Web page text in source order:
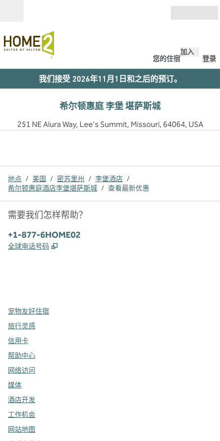
您的住宿
加入
登录
我们接受 2026年11月1日和之后的预订。
希尔顿惠庭 李堡 堪萨斯城
251 NE Alura Way, Lee's Summit, Missouri, 64064, USA
地点 / 美国 / 密苏里州 / 李堡酒店 /
希尔顿惠庭酒店李堡堪萨斯城 / 查看最新优惠​
需要我们怎样帮助？
电话:
+1-877-6HOME02
全球电话号码 ,
宠物友好住宿
旅行灵感
信用卡
帮助中心
网络访问
媒体
酒店开发
工作机会
网站地图